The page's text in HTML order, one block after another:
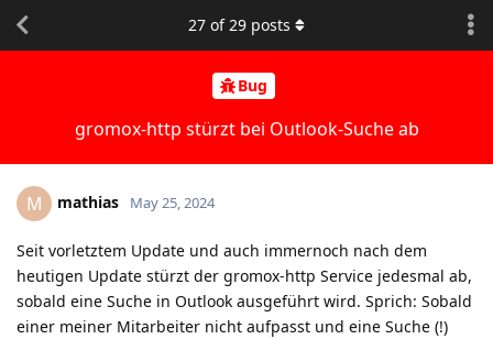
Bug
gromox-http stürzt bei Outlook-Suche ab
27 of29 posts
M mathias May 25, 2024
Seit vorletztem Update und auch immernoch nach dem
heutigen Update stürzt der gromox-http Service jedesmal ab,
sobald eine Suche in Outlook ausgeführt wird. Sprich: Sobald
einer meiner Mitarbeiter nicht aufpasst und eine Suche (!)